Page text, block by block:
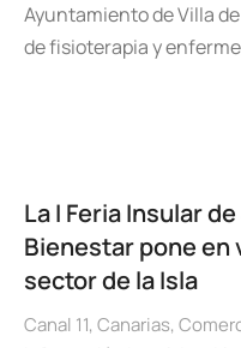
Ayuntamiento de Villa
de fisioterapia y
La I Feria Insular
Bienestar pone en
sector de la Isla
Canal 11, Canarias,